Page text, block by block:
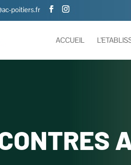
poitiers.fr
ACCUEIL